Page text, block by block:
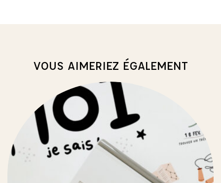
VOUS AIMERIEZ ÉGALEMENT